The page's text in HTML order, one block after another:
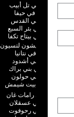
البعثة في تل أبيب
مهمة في حيفا
مهمة في القدس
البعثة في بئر السبع
مهمة في بيتاح تكفا
البعثة في ريشون لتسيون
مهمة في نتانيا
مهمة في أشدود
مهمة في بني براك
البعثة في حولون
مهمة في بيت شيمش
مهمة في رامات غان
البعثة في عسقلان
البعثة في رحوفوت